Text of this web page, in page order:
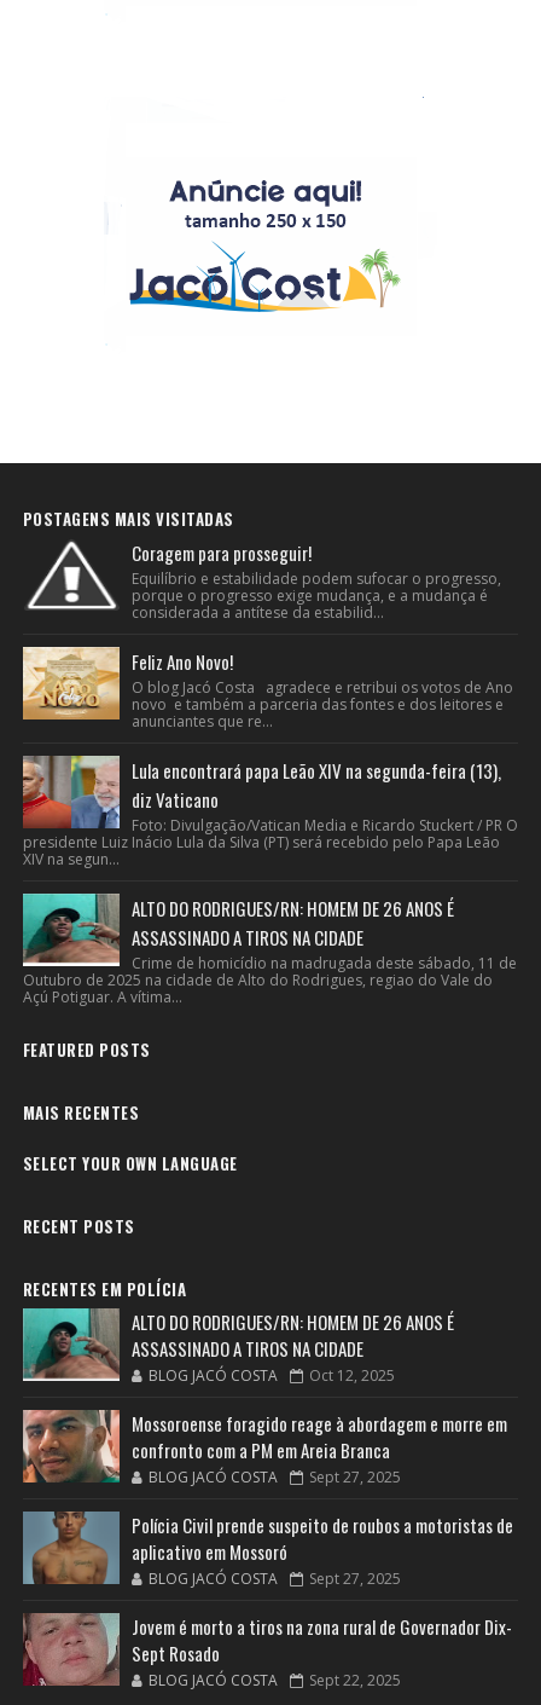
POSTAGENS MAIS VISITADAS
Coragem para prosseguir!
Equilíbrio e estabilidade podem sufocar o progresso,
porque o progresso exige mudança, e a mudança é
considerada a antítese da estabilid...
Feliz Ano Novo!
O blog Jacó Costa agradece e retribui os votos de Ano
novo e também a parceria das fontes e dos leitores e
anunciantes que re...
Lula encontrará papa Leão XIV na segunda-feira (13),
diz Vaticano
Foto: Divulgação/Vatican Media e Ricardo Stuckert / PR O
presidente Luiz Inácio Lula da Silva (PT) será recebido pelo Papa Leão
XIV na segun...
ALTO DO RODRIGUES/RN: HOMEM DE 26 ANOS É
ASSASSINADO A TIROS NA CIDADE
Crime de homicídio na madrugada deste sábado, 11 de
Outubro de 2025 na cidade de Alto do Rodrigues, regiao do Vale do
Açú Potiguar. A vítima...
FEATURED POSTS
MAIS RECENTES
SELECT YOUR OWN LANGUAGE
RECENT POSTS
RECENTES EM POLÍCIA
ALTO DO RODRIGUES/RN: HOMEM DE 26 ANOS É
ASSASSINADO A TIROS NA CIDADE
BLOG JACÓ COSTA Oct 12, 2025
Mossoroense foragido reage à abordagem e morre em
confronto com a PM em Areia Branca
BLOG JACÓ COSTA Sept 27, 2025
Polícia Civil prende suspeito de roubos a motoristas de
aplicativo em Mossoró
BLOG JACÓ COSTA Sept 27, 2025
Jovem é morto a tiros na zona rural de Governador Dix-
Sept Rosado
BLOG JACÓ COSTA Sept 22, 2025